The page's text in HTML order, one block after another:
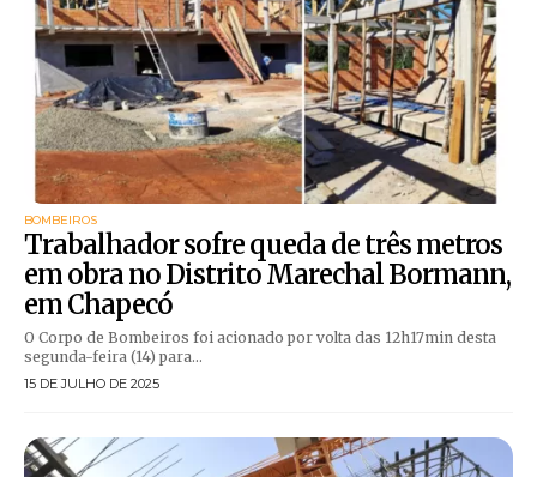
BOMBEIROS
Trabalhador sofre queda de três metros
em obra no Distrito Marechal Bormann,
em Chapecó
O Corpo de Bombeiros foi acionado por volta das 12h17min desta
segunda-feira (14) para...
15 DE JULHO DE 2025